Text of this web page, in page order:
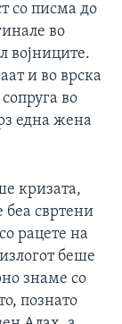
со писма до
во
војниците.
и во врска
во
една жена
кризата,
свртени
рацете на
беше
знаме со
познато